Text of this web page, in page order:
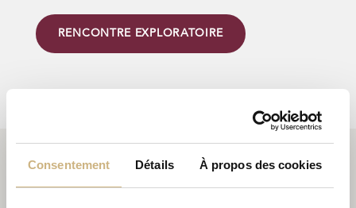
Consentement Détails À propos des cookies
RENCONTRE EXPLORATOIRE